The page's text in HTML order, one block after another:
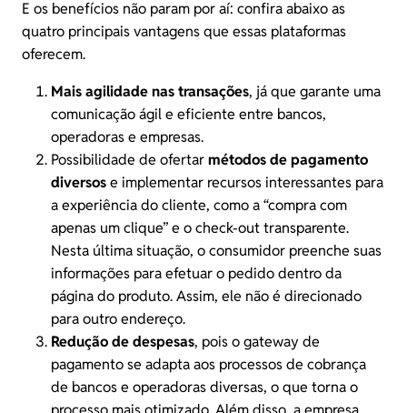
E os benefícios não param por aí: confira abaixo as
quatro principais vantagens que essas plataformas
oferecem.
Mais agilidade nas transações, já que garante uma
comunicação ágil e eficiente entre bancos,
operadoras e empresas.
Possibilidade de ofertarmétodos de pagamento
diversose implementar recursos interessantes para
a experiência do cliente, como a “compra com
apenas um clique” e o check-out transparente.
Nesta última situação, o consumidor preenche suas
informações para efetuar o pedido dentro da
página do produto. Assim, ele não é direcionado
para outro endereço.
Redução de despesas, pois o gateway de
pagamento se adapta aos processos de cobrança
de bancos e operadoras diversas, o que torna o